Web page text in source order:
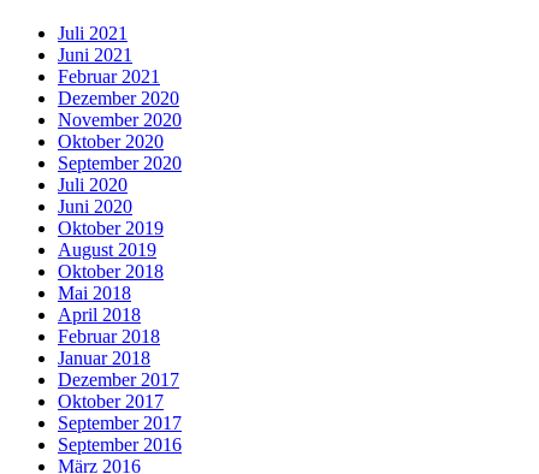
Juli 2021
Juni 2021
Februar 2021
Dezember 2020
November 2020
Oktober 2020
September 2020
Juli 2020
Juni 2020
Oktober 2019
August 2019
Oktober 2018
Mai 2018
April 2018
Februar 2018
Januar 2018
Dezember 2017
Oktober 2017
September 2017
September 2016
März 2016